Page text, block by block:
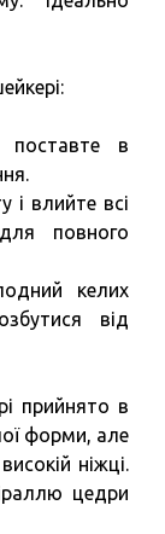
в
і влийте всі
для повного
келих
від
прийнято в
форми, але
ніжці.
цедри